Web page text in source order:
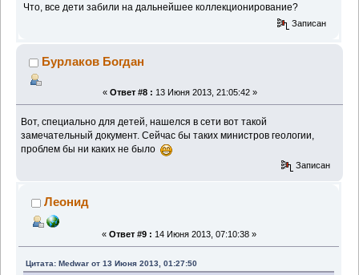
Что, все дети забили на дальнейшее коллекционирование?
Записан
Бурлаков Богдан
« Ответ #8 : 13 Июня 2013, 21:05:42 »
Вот, специально для детей, нашелся в сети вот такой
замечательный документ. Сейчас бы таких министров геологии,
проблем бы ни каких не было
Записан
Леонид
« Ответ #9 : 14 Июня 2013, 07:10:38 »
Цитата: Medwar от 13 Июня 2013, 01:27:50